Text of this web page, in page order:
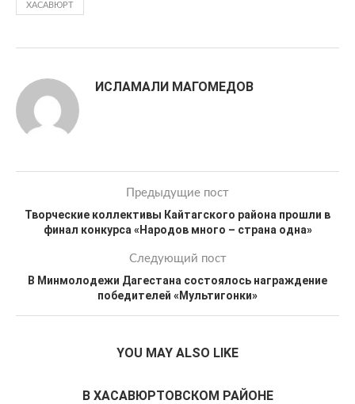
ХАСАВЮРТ
ИСЛАМАЛИ МАГОМЕДОВ
Предыдущие пост
Творческие коллективы Кайтагского района прошли в
финал конкурса «Народов много – страна одна»
Следующий пост
В Минмолодежи Дагестана состоялось награждение
победителей «Мультигонки»
YOU MAY ALSO LIKE
В ХАСАВЮРТОВСКОМ РАЙОНЕ